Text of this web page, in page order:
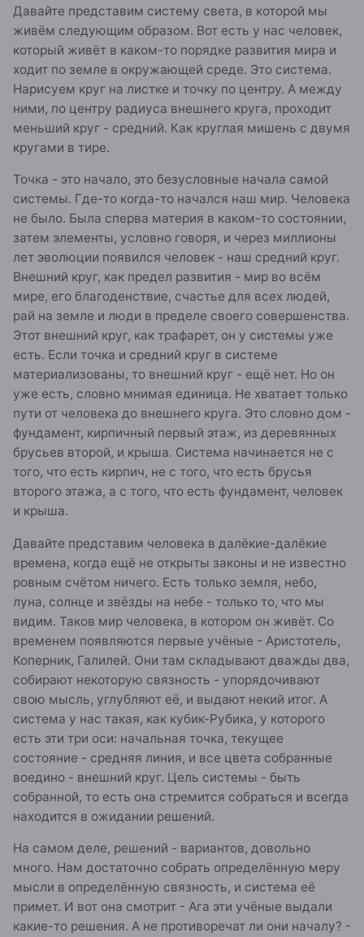
Давайте представим систему света, в которой мы
живём следующим образом. Вот есть у нас человек,
который живёт в каком-то порядке развития мира и
ходит по земле в окружающей среде. Это система.
Нарисуем круг на листке и точку по центру. А между
ними, по центру радиуса внешнего круга, проходит
меньший круг - средний. Как круглая мишень с двумя
кругами в тире.
Точка - это начало, это безусловные начала самой
системы. Где-то когда-то начался наш мир. Человека
не было. Была сперва материя в каком-то состоянии,
затем элементы, условно говоря, и через миллионы
лет эволюции появился человек - наш средний круг.
Внешний круг, как предел развития - мир во всём
мире, его благоденствие, счастье для всех людей,
рай на земле и люди в пределе своего совершенства.
Этот внешний круг, как трафарет, он у системы уже
есть. Если точка и средний круг в системе
материализованы, то внешний круг - ещё нет. Но он
уже есть, словно мнимая единица. Не хватает только
пути от человека до внешнего круга. Это словно дом -
фундамент, кирпичный первый этаж, из деревянных
брусьев второй, и крыша. Система начинается не с
того, что есть кирпич, не с того, что есть брусья
второго этажа, а с того, что есть фундамент, человек
и крыша.
Давайте представим человека в далёкие-далёкие
времена, когда ещё не открыты законы и не известно
ровным счётом ничего. Есть только земля, небо,
луна, солнце и звёзды на небе - только то, что мы
видим. Таков мир человека, в котором он живёт. Со
временем появляются первые учёные - Аристотель,
Коперник, Галилей. Они там складывают дважды два,
собирают некоторую связность - упорядочивают
свою мысль, углубляют её, и выдают некий итог. А
система у нас такая, как кубик-Рубика, у которого
есть эти три оси: начальная точка, текущее
состояние - средняя линия, и все цвета собранные
воедино - внешний круг. Цель системы - быть
собранной, то есть она стремится собраться и всегда
находится в ожидании решений.
На самом деле, решений - вариантов, довольно
много. Нам достаточно собрать определённую меру
мысли в определённую связность, и система её
примет. И вот она смотрит - Ага эти учёные выдали
какие-то решения. А не противоречат ли они началу? -